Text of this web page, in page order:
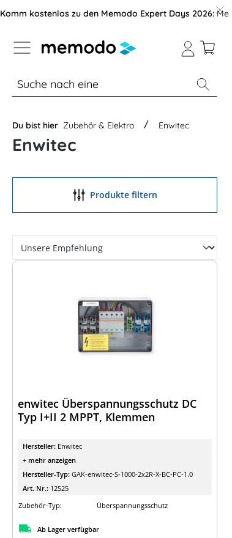
der B2B-Plattform springen
Komm kostenlos zu den Memodo Expert Days 2026:
% Sale Module Wechselrichter
Du bist hier Zubehör & Elektro Enwitec
Enwitec
Produkte filtern
enwitec Überspannungsschutz DC
Typ I+II 2 MPPT, Klemmen
Hersteller: Enwitec
+ mehr anzeigen
Hersteller-Typ: GAK-enwitec-S-1000-2x2R-X-BC-PC-1.0
Art. Nr.: 12525
Zubehör-Typ:
Überspannungsschutz
Ab Lager verfügbar